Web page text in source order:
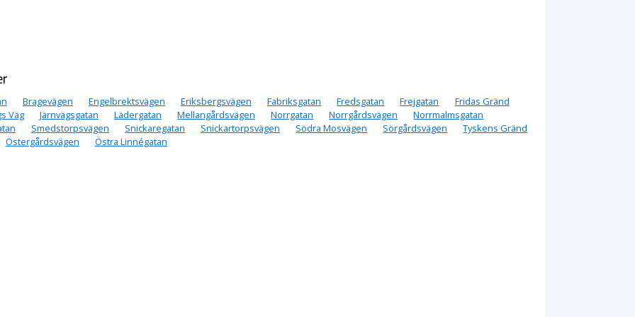
Bragevägen Engelbrektsvägen Eriksbergsvägen Fabriksgatan Fredsgatan Frejgatan
Fridas Gränd
Väg
Järnvägsgatan Lädergatan Mellangårdsvägen Norrgatan Norrgårdsvägen
Norrmalmsgatan
Smedstorpsvägen Snickaregatan Snickartorpsvägen Södra Mosvägen Sörgårdsvägen
Tyskens Gränd
Östergårdsvägen
Östra Linnégatan